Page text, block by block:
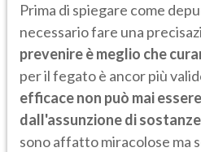
Prima di spiegare come
necessario fare una
prevenire è meglio che
per il fegato è ancor più
efficace non può mai
dall'assunzione di
sono affatto miracolose ma